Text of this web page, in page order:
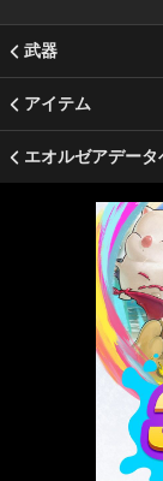
武器
アイテム
エオルゼアデータ